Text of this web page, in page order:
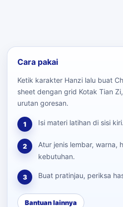
Cara pakai
Ketik karakter Hanzi lalu buat
sheet dengan grid Kotak Tian
urutan goresan.
1 Isi materi latihan di sisi kiri.
2
Atur jenis lembar, warna,
kebutuhan.
3 Buat pratinjau, periksa
Bantuan lainnya